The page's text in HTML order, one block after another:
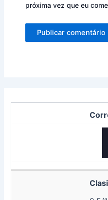
próxima vez que eu